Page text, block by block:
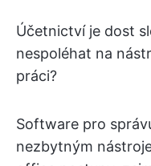
Účetnictví je dost
nespoléhat na
práci?
Software pro
nezbytným